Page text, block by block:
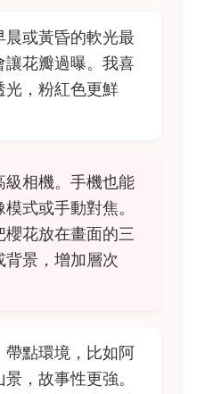
或黃昏的軟光最
讓花瓣過曝。我喜
光，粉紅色更鮮
級相機。手機也能
式或手動對焦。
花放在畫面的三
景，增加層次
帶點環境，比如阿
，故事性更強。